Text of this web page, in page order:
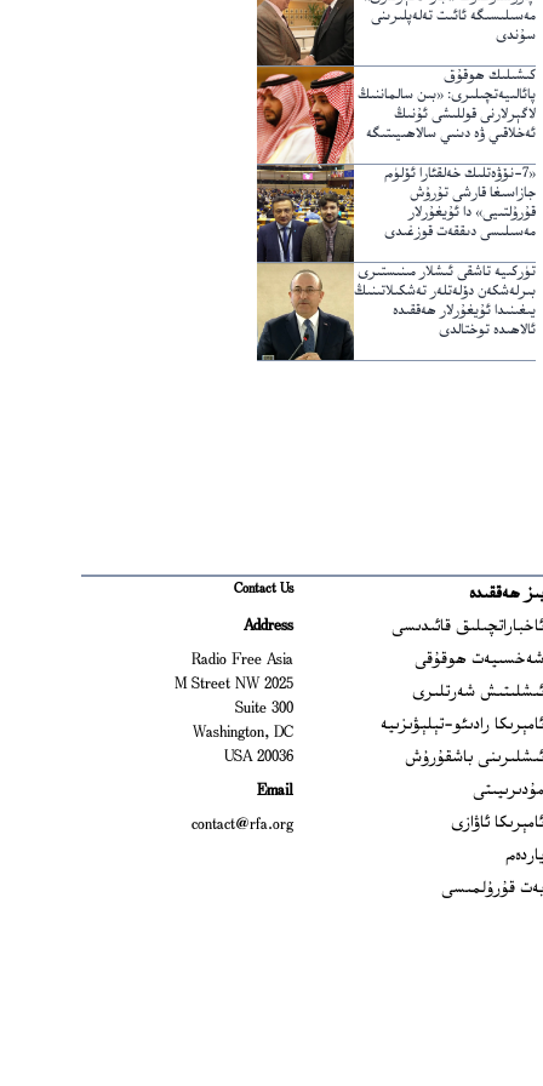
مەسىلىسىگە ئائىت تەلەپلىرىنى
سۇندى
كىشىلىك ھوقۇق
پائالىيەتچىلىرى: «بىن سالماننىڭ
لاگېرلارنى قوللىشى ئۇنىڭ
ئەخلاقىي ۋە دىنىي سالاھىيىتىگە
«7-نۆۋەتلىك خەلقئارا ئۆلۈم
جازاسىغا قارشى تۇرۇش
قۇرۇلتىيى» دا ئۇيغۇرلار
مەسىلىسى دىققەت قوزغىدى
تۈركىيە تاشقى ئىشلار مىنىستىرى
بىرلەشكەن دۆلەتلەر تەشكىلاتىنىڭ
يىغىنىدا ئۇيغۇرلار ھەققىدە
ئالاھىدە توختالدى
ھەققىدە
ئاخباراتچىلىق قائىدىسى
شەخسىيەت ھوقۇقى
ئىشلىتىش شەرتلىرى
ئامېرىكا رادىئو-تېلېۋىزىيە
ئىشلىرىنى باشقۇرۇش
مۇدىرىيىتى
ئامېرىكا ئاۋازى
ياردەم
بەت قۇرۇلمىسى
Contact Us
Address
Radio Free Asia
2025 M Street NW
Suite 300
Washington, DC
20036 USA
Email
contact@rfa.org